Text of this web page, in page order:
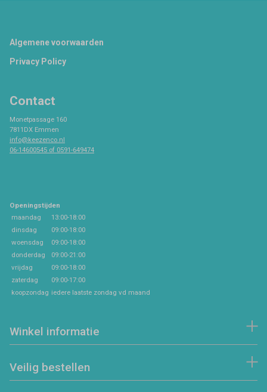
Footer
Algemene voorwaarden
Privacy Policy
Contact
Monetpassage 160
7811DX Emmen
info@keezenco.nl
06-14600545 of 0591-649474
Openingstijden
maandag
13:00-18:00
dinsdag
09:00-18:00
woensdag
09:00-18:00
donderdag
09:00-21:00
vrijdag
09:00-18:00
zaterdag
09:00-17:00
koopzondag iedere laatste zondag vd maand
Winkel informatie
Veilig bestellen